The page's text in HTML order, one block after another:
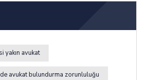
yakın avukat
avukat bulundurma zorunluluğu